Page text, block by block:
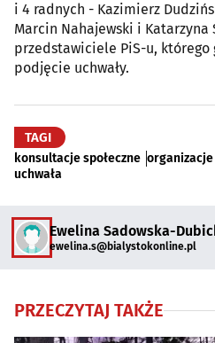
i 4 radnych - Kazimierz
Marcin Nahajewski i
przedstawiciele PiS-u, którego
podjęcie uchwały.
TAGI
konsultacje społeczne
uchwała
Ewelina Sadowska-
ewelina.s@bialystokonline.pl
PRZECZYTAJ TAKŻE